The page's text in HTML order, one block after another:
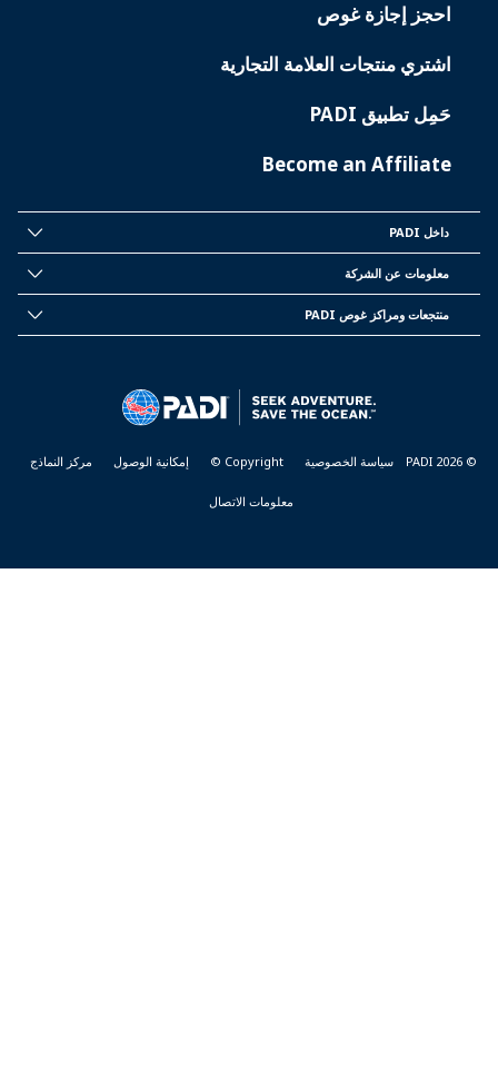
احجز إجازة غوص
اشتري منتجات العلامة التجارية
حَمِل تطبيق PADI
Become an Affiliate
داخل PADI
INFORMATION
معلومات عن الشركة
منتجعات ومراكز غوص PADI
© PADI 2026 سياسة الخصوصية Copyright © إمكانية الوصول مركز النماذج
معلومات الاتصال